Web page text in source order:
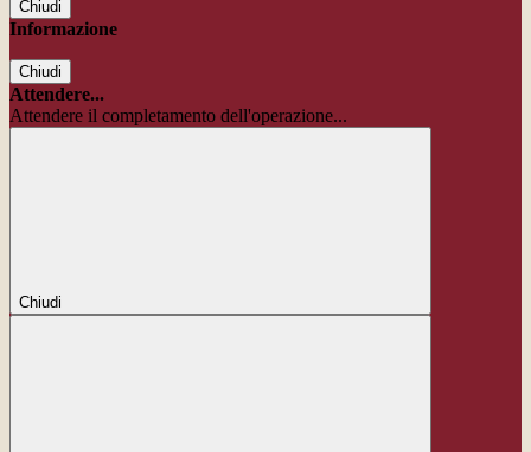
Chiudi
Informazione
Chiudi
Attendere...
Attendere il completamento dell'operazione...
Chiudi